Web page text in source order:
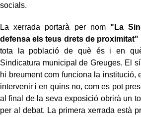
socials.
La xerrada portarà per nom "La
defensa els teus drets de proximitat"
tota la població de què és i en
Sindicatura municipal de Greuges. El
hi breument com funciona la institució,
intervenir i en quins no, com es pot
al final de la seva exposició obrirà un
per al debat. La primera xerrada està